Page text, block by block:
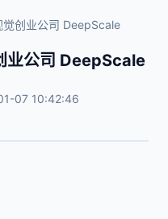
创业公司 DeepScale
业公司 DeepScale
07 10:42:46